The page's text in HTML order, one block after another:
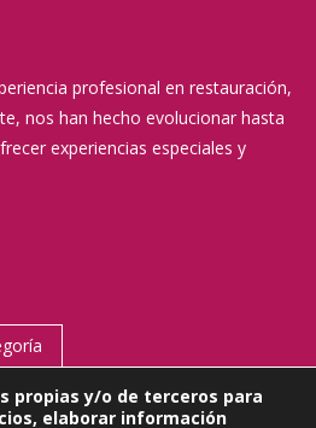
profesional en restauración,
nos han hecho evolucionar hasta
experiencias especiales y
propias y/o de terceros para
elaborar información